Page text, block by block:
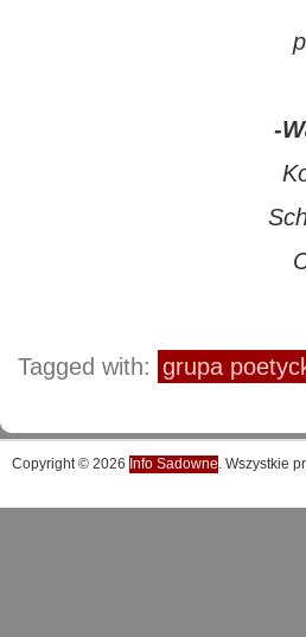
-
Tagged with: grupa
Copyright © 2026 Info Sadowne. Wszystkie